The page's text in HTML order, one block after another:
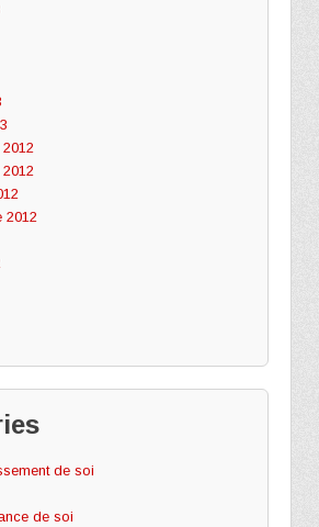
2012
de soi
de soi